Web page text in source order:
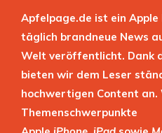
Apfelpage.de ist ein Apple
täglich brandneue News
Welt veröffentlicht. Dank
bieten wir dem Leser
hochwertigen Content
Themenschwerpunkte